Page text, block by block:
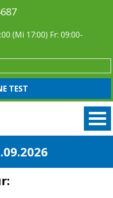
(Mi 17:00) Fr: 09:00-
TEST